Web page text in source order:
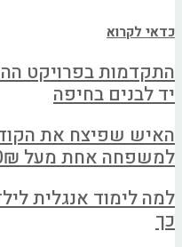
כדאי לקרוא
התקדמות בפרויקט
יד לבנים בחיפה
האיש שפיצח את
למשפחה אחת מעל 100,000₪?
למה לימוד אנגלית
כך